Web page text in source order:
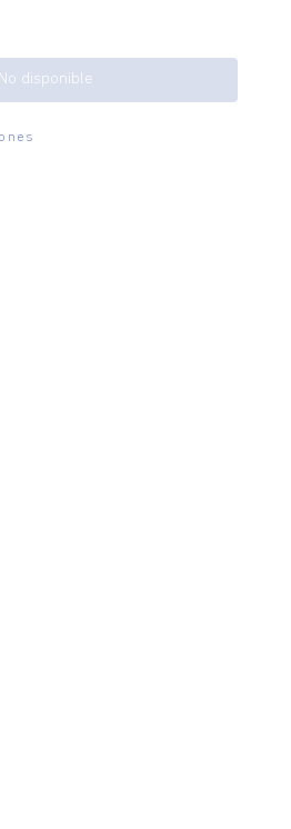
No disponible